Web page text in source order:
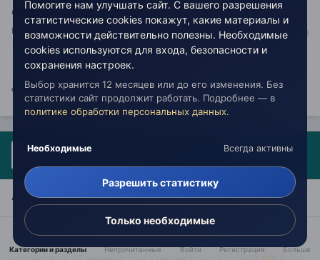
Скорее не дитя, но неотъемлемая часть. Но это моё
мнение, а их может быть ой как много
Да, не за что
Гость Арахнид
АрникА
Добро пожаловать
На счет продвинутости/не
продвинутости - это негативная мысленная
Категории и разделы Непрочитанные Войти Регистрация Больше
Помогите нам улучшать сайт. С вашего разрешения
статистические cookies покажут, какие материалы и
возможности действительно полезны. Необходимые
cookies используются для входа, безопасности и
сохранения настроек.
Выбор хранится 12 месяцев или до его изменения. Без
статистики сайт продолжит работать. Подробнее — в
политике обработки персональных данных.
Необходимые Всегда активны
Разрешить статистику
Только необходимые